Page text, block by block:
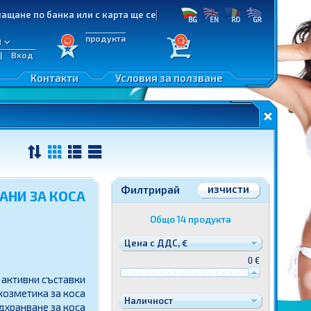
банка или с карта ще се изпълняват приоритетно!
Вход
продукта
Условия за ползване
Контакти
ЗА КОСА
съставки
за коса
за коса
Филтрирай изчисти
Общо14продукта
Цена с ДДС, €
0 €
Наличност